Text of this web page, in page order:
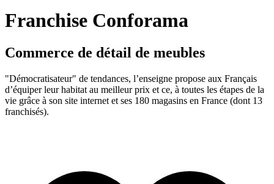
Franchise Conforama
Commerce de détail de meubles
"Démocratisateur" de tendances, l’enseigne propose aux Français
d’équiper leur habitat au meilleur prix et ce, à toutes les étapes de la
vie grâce à son site internet et ses 180 magasins en France (dont 13
franchisés).